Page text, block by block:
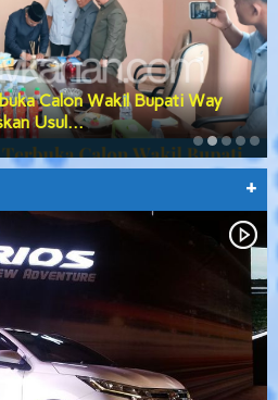
Calon Wakil Bupati Way
Usul…
+